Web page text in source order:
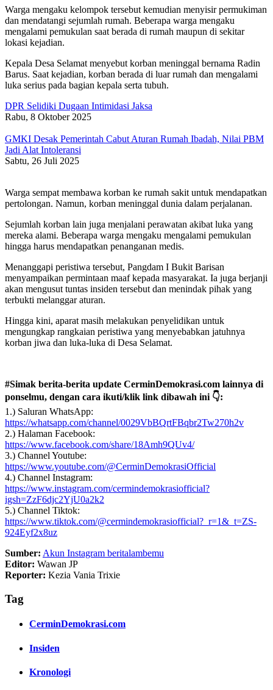
Warga mengaku kelompok tersebut kemudian menyisir permukiman
dan mendatangi sejumlah rumah. Beberapa warga mengaku
mengalami pemukulan saat berada di rumah maupun di sekitar
lokasi kejadian.
Kepala Desa Selamat menyebut korban meninggal bernama Radin
Barus. Saat kejadian, korban berada di luar rumah dan mengalami
luka serius pada bagian kepala serta tubuh.
DPR Selidiki Dugaan Intimidasi Jaksa
Rabu, 8 Oktober 2025
GMKI Desak Pemerintah Cabut Aturan Rumah Ibadah, Nilai PBM
Jadi Alat Intoleransi
Sabtu, 26 Juli 2025
Warga sempat membawa korban ke rumah sakit untuk mendapatkan
pertolongan. Namun, korban meninggal dunia dalam perjalanan.
Sejumlah korban lain juga menjalani perawatan akibat luka yang
mereka alami. Beberapa warga mengaku mengalami pemukulan
hingga harus mendapatkan penanganan medis.
Menanggapi peristiwa tersebut, Pangdam I Bukit Barisan
menyampaikan permintaan maaf kepada masyarakat. Ia juga berjanji
akan mengusut tuntas insiden tersebut dan menindak pihak yang
terbukti melanggar aturan.
Hingga kini, aparat masih melakukan penyelidikan untuk
mengungkap rangkaian peristiwa yang menyebabkan jatuhnya
korban jiwa dan luka-luka di Desa Selamat.
#Simak berita-berita update CerminDemokrasi.com lainnya di
ponselmu, dengan cara ikuti/klik link dibawah ini 👇:
1.) Saluran WhatsApp:
https://whatsapp.com/channel/0029VbBQrtFBqbr2Tw270h2v
2.) Halaman Facebook:
https://www.facebook.com/share/18Amh9QUv4/
3.) Channel Youtube:
https://www.youtube.com/@CerminDemokrasiOfficial
4.) Channel Instagram:
https://www.instagram.com/cermindemokrasiofficial?
igsh=ZzF6djc2YjU0a2k2
5.) Channel Tiktok:
https://www.tiktok.com/@cermindemokrasiofficial?_r=1&_t=ZS-
924Eyf2x8uz
Sumber: Akun Instagram beritalambemu
Editor: Wawan JP
Reporter: Kezia Vania Trixie
Tag
CerminDemokrasi.com
Insiden
Kronologi